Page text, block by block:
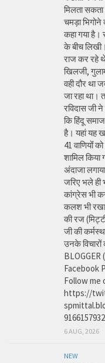
मिलता
चमड़ा भिगोने
कहा गया है।
के बीच
राज कर रहे
खिलजी,
वही दौर था
जा रहा
रविदास जी
कि हिंदू
है। यहां यह
41 वाणियोंं
शामिल किया
अंदाजा
जरिए भले ही
कांग्रेस भी
कलश भी रखा
की रज
जी की
उनके विचारों
Facebook
Follow me
https://
6 AUG, 2026
NEW